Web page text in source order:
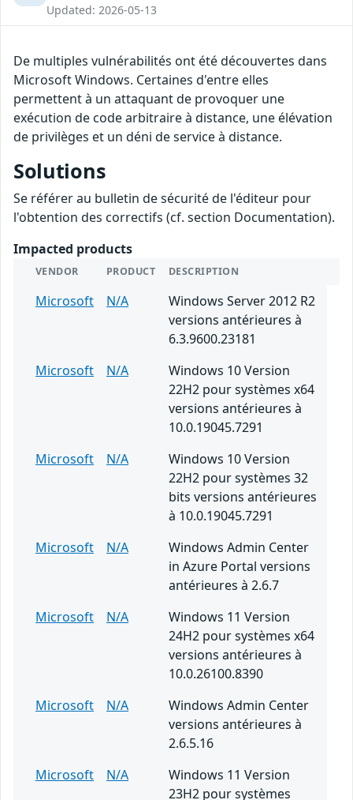
Updated: 2026-05-13
De multiples vulnérabilités ont été découvertes dans
Microsoft Windows. Certaines d'entre elles
permettent à un attaquant de provoquer une
exécution de code arbitraire à distance, une élévation
de privilèges et un déni de service à distance.
Solutions
Se référer au bulletin de sécurité de l'éditeur pour
l'obtention des correctifs (cf. section Documentation).
Impacted products
VENDOR PRODUCT DESCRIPTION
Microsoft N/A
Windows Server 2012 R2
versions antérieures à
6.3.9600.23181
Microsoft
N/A
Windows 10 Version
22H2 pour systèmes x64
versions antérieures à
10.0.19045.7291
Microsoft
N/A
Windows 10 Version
22H2 pour systèmes 32
bits versions antérieures
à 10.0.19045.7291
Microsoft
N/A
Windows Admin Center
in Azure Portal versions
antérieures à 2.6.7
Microsoft
N/A
Windows 11 Version
24H2 pour systèmes x64
versions antérieures à
10.0.26100.8390
Microsoft
N/A
Windows Admin Center
versions antérieures à
2.6.5.16
Microsoft
N/A
Windows 11 Version
23H2 pour systèmes